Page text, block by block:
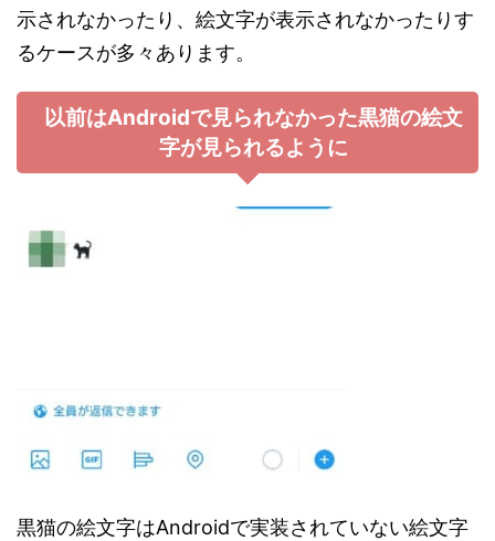
示されなかったり、絵文字が表示されなかったりす
るケースが多々あります。
以前はAndroidで見られなかった黒猫の絵文
字が見られるように
黒猫の絵文字はAndroidで実装されていない絵文字